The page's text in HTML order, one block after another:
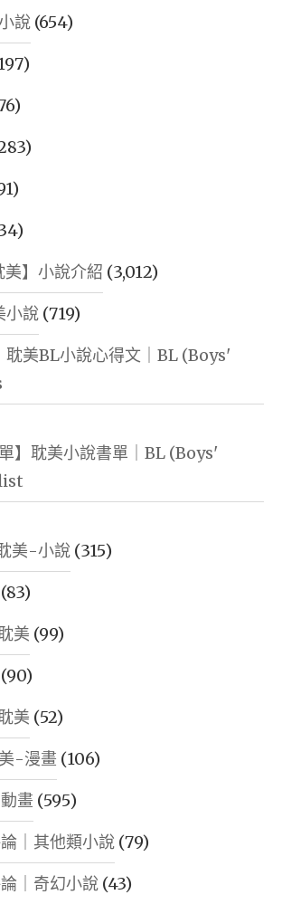
說 (654)
】小說介紹 (3,012)
小說 (719)
耽美BL小說心得文｜BL (Boys'
】耽美小說書單｜BL (Boys'
美-小說 (315)
(83)
美 (99)
(90)
美 (52)
-漫畫 (106)
畫 (595)
｜其他類小說 (79)
｜奇幻小說 (43)